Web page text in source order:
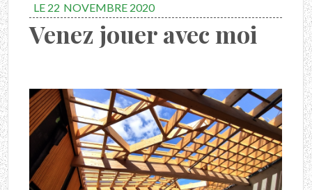
LE 22 NOVEMBRE 2020
Venez jouer avec moi